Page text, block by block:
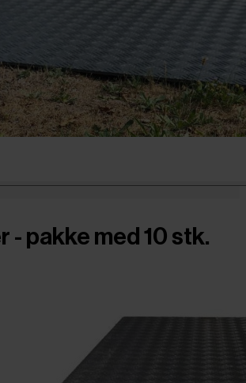
- pakke med 10 stk.